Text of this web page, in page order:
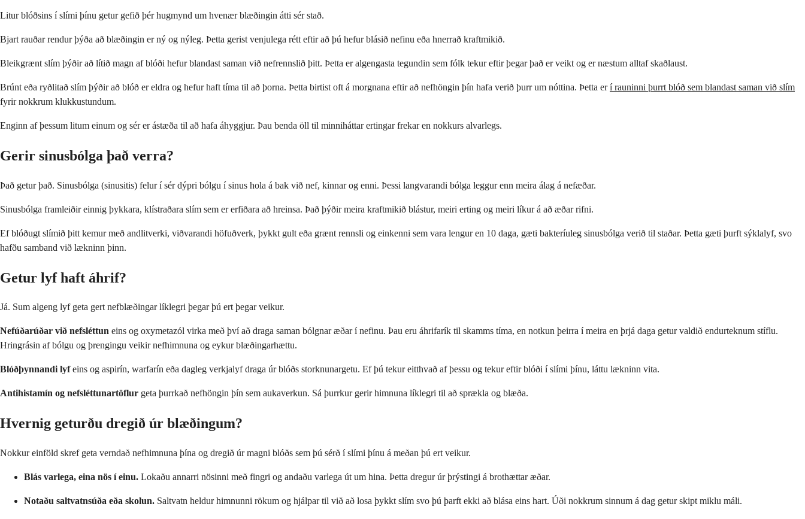
Litur blóðsins í slími þínu getur gefið þér hugmynd um hvenær blæðingin átti sér stað.
Bjart rauðar rendur þýða að blæðingin er ný og nýleg. Þetta gerist venjulega rétt eftir að þú hefur blásið nefinu eða hnerrað kraftmikið.
Bleikgrænt slím þýðir að lítið magn af blóði hefur blandast saman við nefrennslið þitt. Þetta er algengasta tegundin sem fólk tekur eftir þegar það er veikt og er næstum alltaf skaðlaust.
Brúnt eða ryðlitað slím þýðir að blóð er eldra og hefur haft tíma til að þorna. Þetta birtist oft á morgnana eftir að nefhöngin þín hafa verið þurr um nóttina. Þetta erí rauninni þurrt blóð sem blandast saman við slím
fyrir nokkrum klukkustundum.
Enginn af þessum litum einum og sér er ástæða til að hafa áhyggjur. Þau benda öll til minniháttar ertingar frekar en nokkurs alvarlegs.
Gerir sinusbólga það verra?
Það getur það. Sinusbólga (sinusitis) felur í sér dýpri bólgu í sinus hola á bak við nef, kinnar og enni. Þessi langvarandi bólga leggur enn meira álag á nefæðar.
Sinusbólga framleiðir einnig þykkara, klístraðara slím sem er erfiðara að hreinsa. Það þýðir meira kraftmikið blástur, meiri erting og meiri líkur á að æðar rifni.
Ef blóðugt slímið þitt kemur með andlitverki, viðvarandi höfuðverk, þykkt gult eða grænt rennsli og einkenni sem vara lengur en 10 daga, gæti bakteríuleg sinusbólga verið til staðar. Þetta gæti þurft sýklalyf, svo
hafðu samband við lækninn þinn.
Getur lyf haft áhrif?
Já. Sum algeng lyf geta gert nefblæðingar líklegri þegar þú ert þegar veikur.
Nefúðarúðar við nefsléttun eins og oxymetazól virka með því að draga saman bólgnar æðar í nefinu. Þau eru áhrifarík til skamms tíma, en notkun þeirra í meira en þrjá daga getur valdið endurteknum stíflu.
Hringrásin af bólgu og þrengingu veikir nefhimnuna og eykur blæðingarhættu.
Blóðþynnandi lyfeins og aspirín, warfarín eða dagleg verkjalyf draga úr blóðs storknunargetu. Ef þú tekur eitthvað af þessu og tekur eftir blóði í slími þínu, láttu lækninn vita.
Antihistamín og nefsléttunartöflur geta þurrkað nefhöngin þín sem aukaverkun. Sá þurrkur gerir himnuna líklegri til að sprækla og blæða.
Hvernig geturðu dregið úr blæðingum?
Nokkur einföld skref geta verndað nefhimnuna þína og dregið úr magni blóðs sem þú sérð í slími þínu á meðan þú ert veikur.
Blás varlega, eina nös í einu. Lokaðu annarri nösinni með fingri og andaðu varlega út um hina. Þetta dregur úr þrýstingi á brothættar æðar.
Notaðu saltvatnsúða eða skolun. Saltvatn heldur himnunni rökum og hjálpar til við að losa þykkt slím svo þú þarft ekki að blása eins hart. Úði nokkrum sinnum á dag getur skipt miklu máli.